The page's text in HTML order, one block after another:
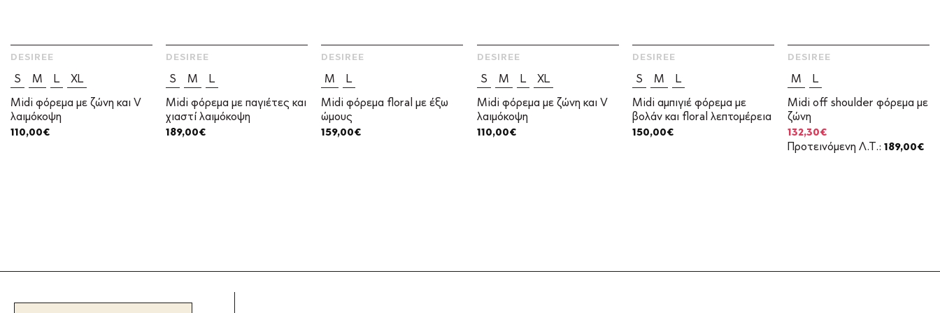
S M L
XL
Midi φόρεμα με ζώνη και V
λαιμόκοψη
DESIREE
110,00€
S M
L
Midi φόρεμα με παγιέτες και
χιαστί λαιμόκοψη
DESIREE
189,00€
M
L
Midi φόρεμα floral με έξω
ώμους
DESIREE
159,00€
S M L
XL
Midi φόρεμα με ζώνη και V
λαιμόκοψη
DESIREE
110,00€
S M
L
Midi αμπιγιέ φόρεμα με
βολάν και floral λεπτομέρεια
DESIREE
150,00€
M
L
Midi off shoulder φόρεμα με
ζώνη
DESIREE
Original
price
was:
132,30€
τρέχουσα
τιμή
Προτεινόμενη Λ.Τ.:189,00€